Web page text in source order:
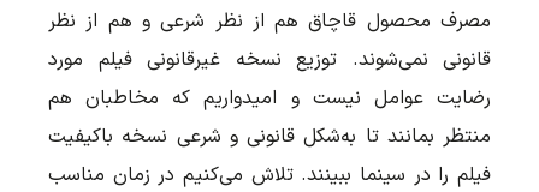
مصرف محصول قاچاق هم از نظر شرعی و هم از نظر
قانونی نمی‌شوند. توزیع نسخه غیرقانونی فیلم مورد
رضایت عوامل نیست و امیدواریم که مخاطبان هم
منتظر بمانند تا به‌شکل قانونی و شرعی نسخه باکیفیت
فیلم را در سینما ببینند. تلاش می‌کنیم در زمان مناسب